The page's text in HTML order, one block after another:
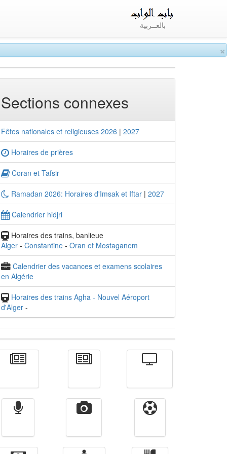
×
بالعــربية
Sections connexes
Fêtes nationales et religieuses 2026 | 2027
Horaires de prières
Coran et Tafsir
Ramadan 2026: Horaires d'Imsak et Iftar | 2027
Calendrier hidjri
Horaires des trains, banlieue
Alger - Constantine - Oran et Mostaganem
Calendrier des vacances et examens scolaires
en Algérie
Horaires des trains Agha - Nouvel Aéroport
d'Alger -